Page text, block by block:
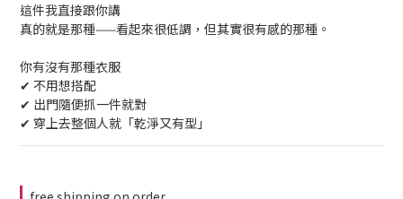
這件我直接跟你講
真的就是那種——看起來很低調，但其實很有感的那種。
你有沒有那種衣服
✔ 不用想搭配
✔ 出門隨便抓一件就對
✔ 穿上去整個人就「乾淨又有型」